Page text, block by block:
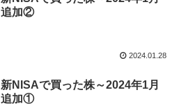
追加②
2024.01.28
新NISAで買った株～2024年1月
追加①